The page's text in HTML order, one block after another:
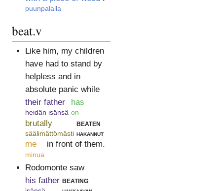
puunpalalla
beat.v
Like him, my children
have had to stand by
helpless and in
absolute panic while
their father
heidän isänsä
has
on
brutally
säälimättömästi
beaten
hakannut
me
minua
in front of them.
Rodomonte saw
his father beating